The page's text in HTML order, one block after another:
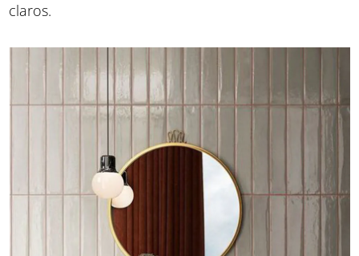
claros.